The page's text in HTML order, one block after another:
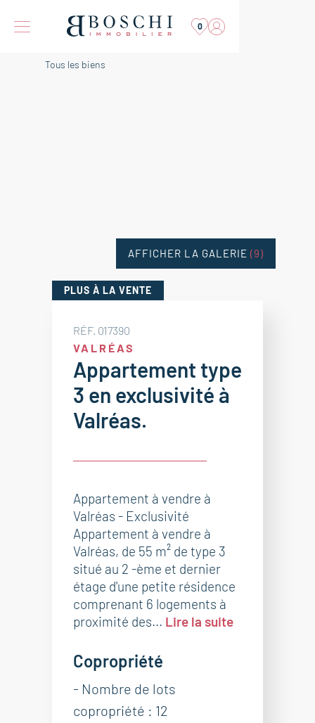
0
Tous les biens
PLUS À LA VENTE
RÉF. 017390
VALRÉAS
Appartement type
3 en exclusivité à
Valréas.
Appartement à vendre à
Valréas - Exclusivité
Appartement à vendre à
Valréas, de 55 m² de type 3
situé au 2 -ème et dernier
étage d'une petite résidence
comprenant 6 logements à
proximité des... Lire la suite
Copropriété
- Nombre de lots
copropriété : 12
AFFICHER LA GALERIE (9)